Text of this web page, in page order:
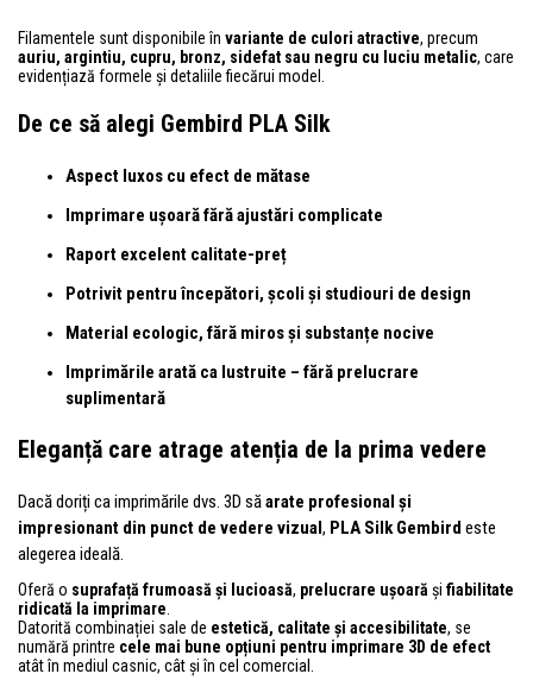
Filamentele sunt disponibile în variante de culori atractive, precum
auriu, argintiu, cupru, bronz, sidefat sau negru cu luciu metalic, care
evidențiază formele și detaliile fiecărui model.
De ce să alegi Gembird PLA Silk
Aspect luxos cu efect de mătase
Imprimare ușoară fără ajustări complicate
Raport excelent calitate-preț
Potrivit pentru începători, școli și studiouri de design
Material ecologic, fără miros și substanțe nocive
Imprimările arată ca lustruite – fără prelucrare
suplimentară
Eleganță care atrage atenția de la prima vedere
Dacă doriți ca imprimările dvs. 3D săarate profesional și
impresionant din punct de vedere vizual, PLA Silk Gembird este
alegerea ideală.
Oferă o suprafață frumoasă și lucioasă, prelucrare ușoară și fiabilitate
ridicată la imprimare
Datorită combinației sale de estetică, calitate și accesibilitate, se
numără printre cele mai bune opțiuni pentru imprimare 3D de efect
atât în mediul casnic, cât și în cel comercial.